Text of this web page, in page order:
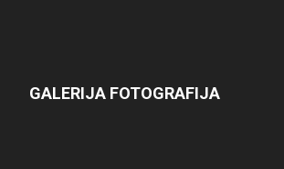
GALERIJA FOTOGRAFIJA